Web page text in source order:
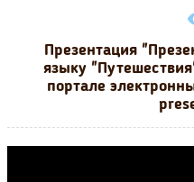
Презентация
языку
портале